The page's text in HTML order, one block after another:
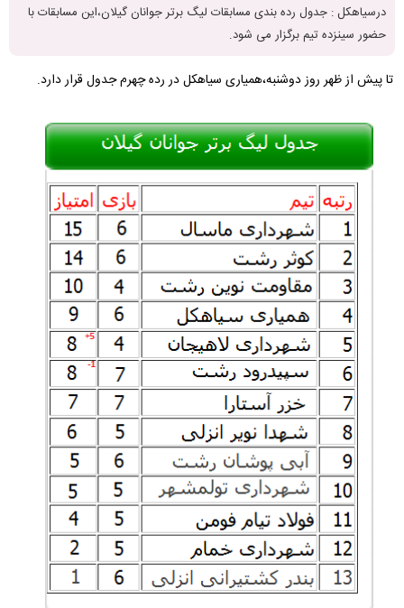
درسیاهکل : جدول رده بندی مسابقات لیگ برتر جوانان گیلان،این مسابقات با
حضور سینزده تیم برگزار می شود.
تا پیش از ظهر روز دوشنبه،همیاری سیاهکل در رده چهرم جدول قرار دارد.